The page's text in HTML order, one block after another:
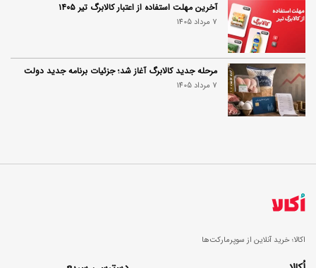
آخرین مهلت استفاده از اعتبار کالابرگ تیر ۱۴۰۵
7 مرداد 1405
مرحله جدید کالابرگ آغاز شد؛ جزئیات برنامه جدید دولت
7 مرداد 1405
اکالا؛ خرید آنلاین از سوپرمارکت‌ها